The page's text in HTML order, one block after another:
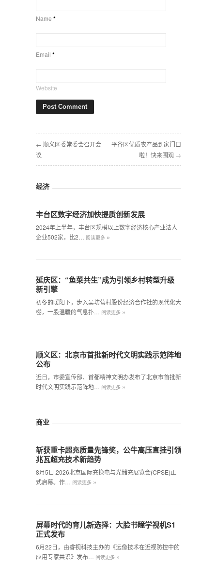
Name *
Email *
Website
← 顺义区委常委会召开会
议
平谷区优质农产品到家门口
啦！快来围观 →
经济
丰台区数字经济加快提质创新发展
2024年上半年，丰台区规模以上数字经济核心产业法人
企业502家，比2…
阅读更多 »
延庆区：“鱼菜共生”成为引领乡村转型升级
新引擎
初冬的暖阳下，步入吴坊营村股份经济合作社的现代化大
棚，一股温暖的气息扑…
阅读更多 »
顺义区：北京市首批新时代文明实践示范阵地
公布
近日，市委宣传部、首都精神文明办发布了北京市首批新
时代文明实践示范阵地…
阅读更多 »
商业
斩获重卡超充质量先锋奖，公牛高压直挂引领
兆瓦超充技术新趋势
8月5日,2026北京国际充换电与光储充展览会(CPSE)正
式启幕。作…
阅读更多 »
屏幕时代的育儿新选择：大脸书瞳学视机S1
正式发布
6月22日，由睿视科技主办的《远像技术在近视防控中的
应用专家共识》发布…
阅读更多 »